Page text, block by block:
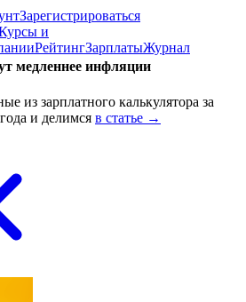
Зарегистрироваться
и
РейтингЗарплатыЖурнал
медленнее инфляции
из зарплатного калькулятора за
и делимся в статье →